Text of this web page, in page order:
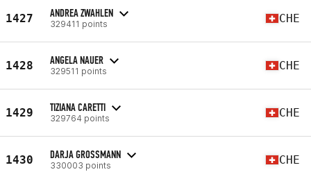
1427 ANDREA ZWAHLEN
329411 points CHE
1428 ANGELA NAUER
329511 points CHE
1429 TIZIANA CARETTI
329764 points CHE
1430 DARJA GROSSMANN
330003 points CHE